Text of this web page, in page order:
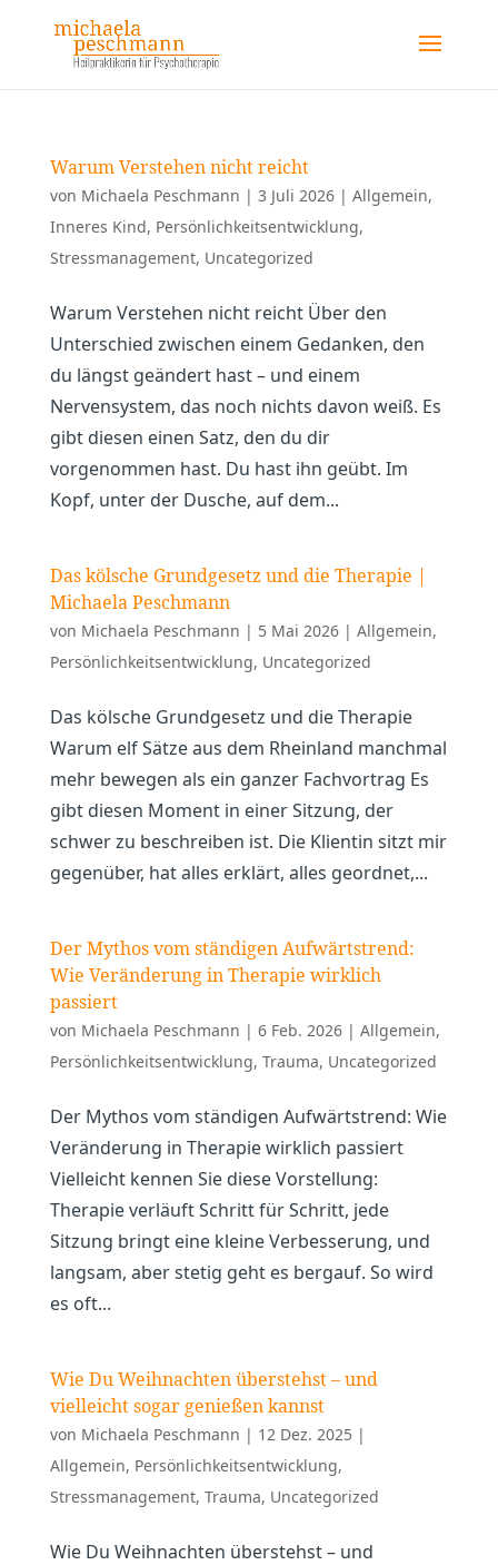
Warum Verstehen nicht reicht
von Michaela Peschmann | 3 Juli 2026| Allgemein,
Inneres Kind, Persönlichkeitsentwicklung,
Stressmanagement, Uncategorized
Warum Verstehen nicht reicht Über den
Unterschied zwischen einem Gedanken, den
du längst geändert hast – und einem
Nervensystem, das noch nichts davon weiß. Es
gibt diesen einen Satz, den du dir
vorgenommen hast. Du hast ihn geübt. Im
Kopf, unter der Dusche, auf dem...
Das kölsche Grundgesetz und die Therapie |
Michaela Peschmann
von Michaela Peschmann | 5 Mai 2026| Allgemein,
Persönlichkeitsentwicklung, Uncategorized
Das kölsche Grundgesetz und die Therapie
Warum elf Sätze aus dem Rheinland manchmal
mehr bewegen als ein ganzer Fachvortrag Es
gibt diesen Moment in einer Sitzung, der
schwer zu beschreiben ist. Die Klientin sitzt mir
gegenüber, hat alles erklärt, alles geordnet,...
Der Mythos vom ständigen Aufwärtstrend:
Wie Veränderung in Therapie wirklich
passiert
von Michaela Peschmann | 6 Feb. 2026| Allgemein,
Persönlichkeitsentwicklung, Trauma, Uncategorized
Der Mythos vom ständigen Aufwärtstrend: Wie
Veränderung in Therapie wirklich passiert
Vielleicht kennen Sie diese Vorstellung:
Therapie verläuft Schritt für Schritt, jede
Sitzung bringt eine kleine Verbesserung, und
langsam, aber stetig geht es bergauf. So wird
es oft...
Wie Du Weihnachten überstehst – und
vielleicht sogar genießen kannst
von Michaela Peschmann | 12 Dez. 2025|
Allgemein, Persönlichkeitsentwicklung,
Stressmanagement, Trauma, Uncategorized
Wie Du Weihnachten überstehst – und